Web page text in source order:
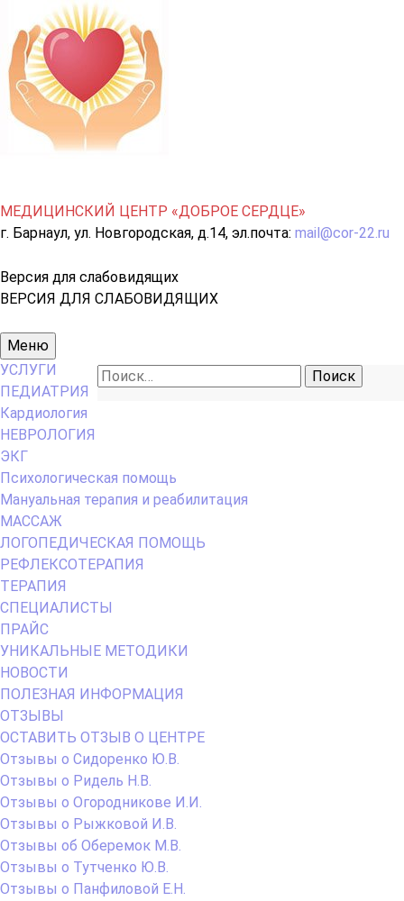
МЕДИЦИНСКИЙ ЦЕНТР «ДОБРОЕ СЕРДЦЕ»
г. Барнаул, ул. Новгородская, д.14, эл.почта: mail@cor-22.ru
Версия для слабовидящих
ВЕРСИЯ ДЛЯ СЛАБОВИДЯЩИХ
Основное
меню
Меню
Найти:
УСЛУГИ
ПЕДИАТРИЯ
Кардиология
НЕВРОЛОГИЯ
ЭКГ
Психологическая помощь
Мануальная терапия и реабилитация
МАССАЖ
ЛОГОПЕДИЧЕСКАЯ ПОМОЩЬ
РЕФЛЕКСОТЕРАПИЯ
ТЕРАПИЯ
СПЕЦИАЛИСТЫ
ПРАЙС
УНИКАЛЬНЫЕ МЕТОДИКИ
НОВОСТИ
ПОЛЕЗНАЯ ИНФОРМАЦИЯ
ОТЗЫВЫ
ОСТАВИТЬ ОТЗЫВ О ЦЕНТРЕ
Отзывы о Сидоренко Ю.В.
Отзывы о Ридель Н.В.
Отзывы о Огородникове И.И.
Отзывы о Рыжковой И.В.
Отзывы об Оберемок М.В.
Отзывы о Тутченко Ю.В.
Отзывы о Панфиловой Е.Н.